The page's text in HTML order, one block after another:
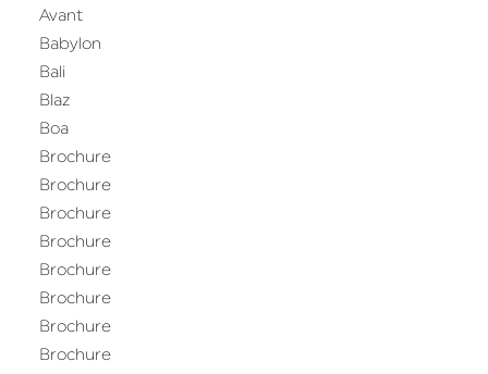
Avant
Babylon
Bali
Blaz
Boa
Brochure
Brochure
Brochure
Brochure
Brochure
Brochure
Brochure
Brochure